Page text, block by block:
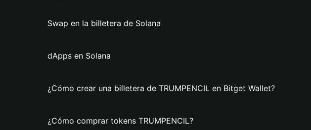
Swap en la billetera de Solana
dApps en Solana
¿Cómo crear una billetera de TRUMPENCIL en Bitget Wallet?
¿Cómo comprar tokens TRUMPENCIL?